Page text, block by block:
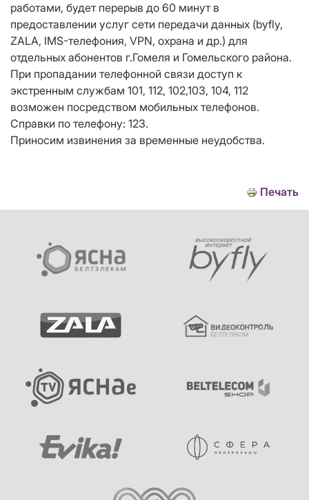
работами, будет перерыв до 60 минут в
предоставлении услуг сети передачи данных (byfly,
ZALA, IMS-телефония, VPN, охрана и др.) для
отдельных абонентов г.Гомеля и Гомельского района.
При пропадании телефонной связи доступ к
экстренным службам 101, 112, 102,103, 104, 112
возможен посредством мобильных телефонов.
Справки по телефону: 123.
Приносим извинения за временные неудобства.
Печать